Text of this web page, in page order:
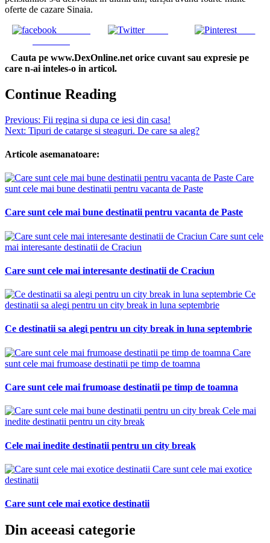
oferte de cazare Sinaia.
Tweet Save
Cauta pe www.DexOnline.net orice cuvant sau expresie pe
care n-ai inteles-o in articol.
Continue Reading
Previous: Fii regina si dupa ce iesi din casa!
Next: Tipuri de catarge si steaguri. De care sa aleg?
Articole asemanatoare:
Care
sunt cele mai bune destinatii pentru vacanta de Paste
Care sunt cele mai bune destinatii pentru vacanta de Paste
Care sunt cele
mai interesante destinatii de Craciun
Care sunt cele mai interesante destinatii de Craciun
Ce
destinatii sa alegi pentru un city break in luna septembrie
Ce destinatii sa alegi pentru un city break in luna septembrie
Care
sunt cele mai frumoase destinatii pe timp de toamna
Care sunt cele mai frumoase destinatii pe timp de toamna
Cele mai
inedite destinatii pentru un city break
Cele mai inedite destinatii pentru un city break
Care sunt cele mai exotice
destinatii
Care sunt cele mai exotice destinatii
Din aceeasi categorie